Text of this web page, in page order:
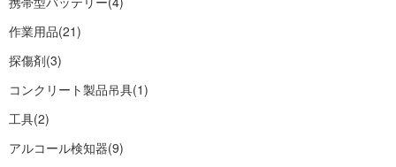
作業用品(21)
探傷剤(3)
コンクリート製品吊具(1)
工具(2)
アルコール検知器(9)